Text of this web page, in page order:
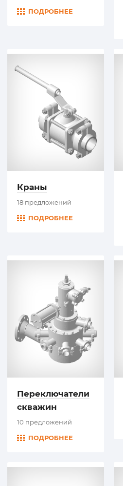
ПОДРОБНЕЕ
Краны
18 предложений
ПОДРОБНЕЕ
Переключатели
скважин
10 предложений
ПОДРОБНЕЕ